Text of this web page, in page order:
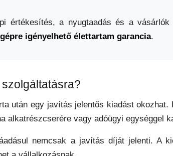
értékesítés, a nyugtaadás és a
igényelhető élettartam garancia.
után egy javítás jelentős kiadást
alkatrészcserére vagy adóügyi egységgel
nemcsak a javítás díját jelenti. A